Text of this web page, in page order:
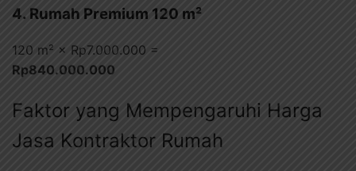
4. Rumah Premium 120 m²
120 m² × Rp7.000.000 =
Rp840.000.000
Faktor yang Mempengaruhi Harga
Jasa Kontraktor Rumah